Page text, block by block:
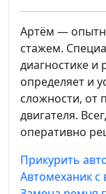
Артём —
стажем.
диагностике и
определяет и
сложности, от
двигателя.
оперативно
Прикурить
Автомеханик с